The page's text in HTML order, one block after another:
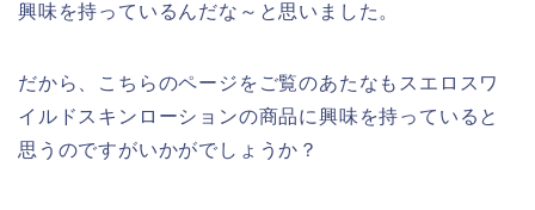
興味を持っているんだな～と思いました。
だから、こちらのページをご覧のあたなもスエロスワ
イルドスキンローションの商品に興味を持っていると
思うのですがいかがでしょうか？